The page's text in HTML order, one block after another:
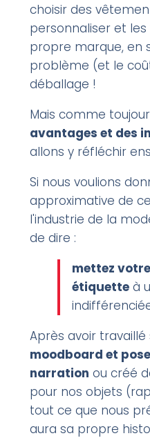
choisir des
personnaliser et
propre marque, en
problème (et le
déballage !
Mais comme
avantages et des
allons y réfléchir
Si nous voulions
approximative de
l'industrie de la
de dire :
mettez
étiquetteà
Après avoir travaillé
moodboard et
narration ou créé
pour nos objets
tout ce que nous
aura sa propre